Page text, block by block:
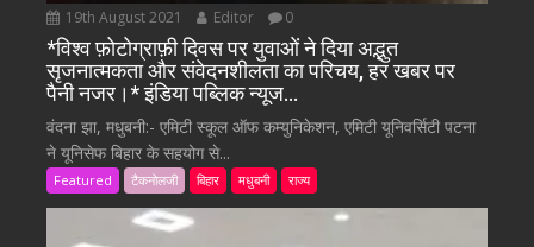
19th August 2021 Editor 0
*विश्व फ़ोटोग्राफ़ी दिवस पर युवाओं ने दिया अद्भुत
सृजनात्मकता और संवेदनशीलता का परिचय, हर खबर पर
पैनी नजर।* इंडिया पब्लिक न्यूज…
वंदना झा, मधुबनी:- एमिटी स्कूल ऑफ कम्युनिकेशन, एमिटी यूनिवर्सिटी पटना
ने यूनिसेफ बिहार के सहयोग से...
Featured टैकनोलजी बिहार मधुबनी राज्य